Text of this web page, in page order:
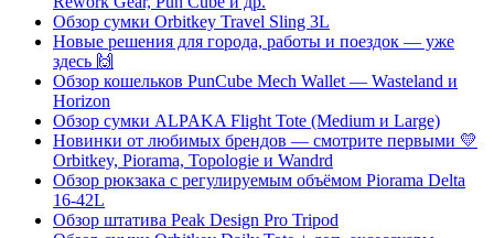
Обзор сумки Orbitkey Travel Sling 3L
Новые решения для города, работы и поездок — уже
здесь 🙌
Обзор кошельков PunCube Mech Wallet — Wasteland и
Horizon
Обзор сумки ALPAKA Flight Tote (Medium и Large)
Новинки от любимых брендов — смотрите первыми 💛
Orbitkey, Piorama, Topologie и Wandrd
Обзор рюкзака с регулируемым объёмом Piorama Delta
16-42L
Обзор штатива Peak Design Pro Tripod